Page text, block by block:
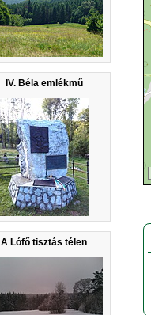
IV. Béla emlékmű
A Lófő tisztás télen